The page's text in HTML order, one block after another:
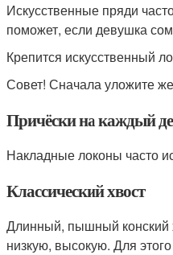
Искусственные пряди
поможет, если девушка
Крепится искусственный
Совет! Сначала уложите
Причёски на каждый
Накладные локоны часто
Классический хвост
Длинный, пышный конский
низкую, высокую. Для